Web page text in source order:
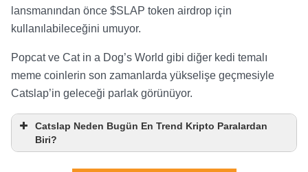
lansmanından önce $SLAP token airdrop için
kullanılabileceğini umuyor.
Popcat ve Cat in a Dog’s World gibi diğer kedi temalı
meme coinlerin son zamanlarda yükselişe geçmesiyle
Catslap’in geleceği parlak görünüyor.
Catslap Neden Bugün En Trend Kripto Paralardan
Biri?